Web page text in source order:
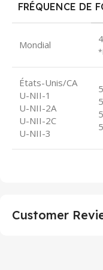
FRÉQUENCE DE
Mondial
États-Unis/CA
U-NII-1
U-NII-2A
U-NII-2C
U-NII-3
Customer